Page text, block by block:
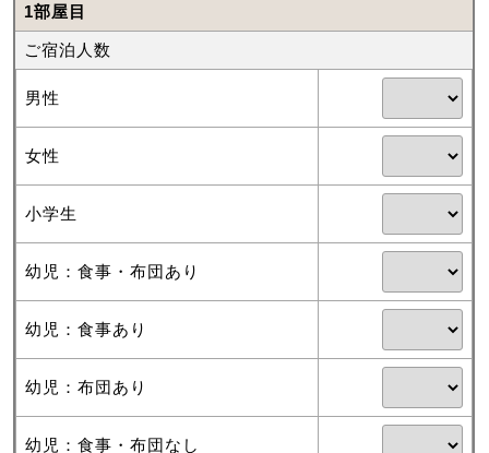
1部屋目
ご宿泊人数
男性
女性
小学生
幼児：食事・布団あり
幼児：食事あり
幼児：布団あり
幼児：食事・布団なし